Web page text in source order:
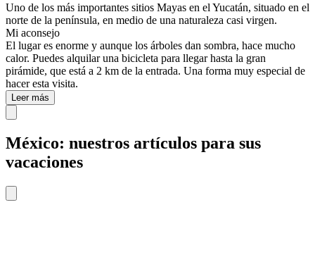
Uno de los más importantes sitios Mayas en el Yucatán, situado en el
norte de la península, en medio de una naturaleza casi virgen.
Mi aconsejo
El lugar es enorme y aunque los árboles dan sombra, hace mucho
calor. Puedes alquilar una bicicleta para llegar hasta la gran
pirámide, que está a 2 km de la entrada. Una forma muy especial de
hacer esta visita.
Leer más
México: nuestros artículos para sus
vacaciones